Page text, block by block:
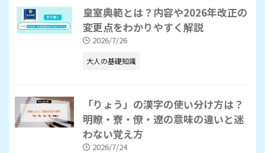
皇室典範とは？内容や2026年改正の
変更点をわかりやすく解説
2026/7/26
大人の基礎知識
「りょう」の漢字の使い分け方は？
明瞭・寮・僚・遼の意味の違いと迷
わない覚え方
2026/7/24